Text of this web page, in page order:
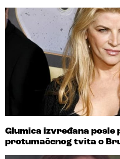
Glumica izvređana posle
protumačenog tvita o